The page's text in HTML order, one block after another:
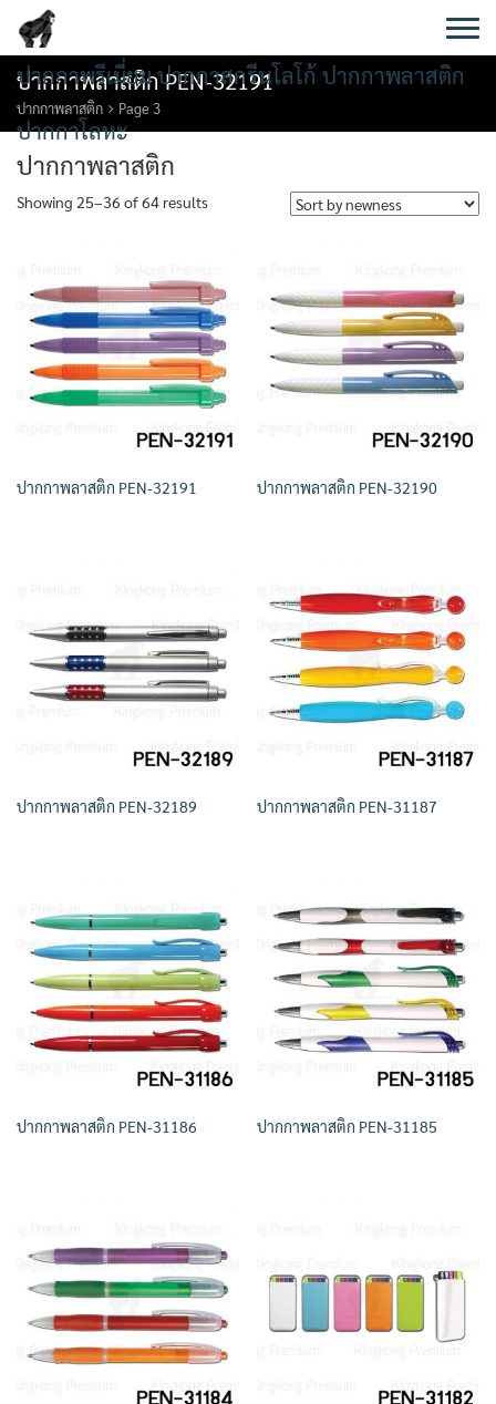
content
ปากกาพรีเมี่ยม ปากกาสกรีนโลโก้ ปากกาพลาสติก
ปากกาโลหะ
ปากกาพลาสติก PEN-32191
ปากกาพลาสติก Page 3
ปากกาพลาสติก
Showing 25–36 of 64 results
ปากกาพลาสติก PEN-32191 ปากกาพลาสติก PEN-32190
ปากกาพลาสติก PEN-32189 ปากกาพลาสติก PEN-31187
ปากกาพลาสติก PEN-31186 ปากกาพลาสติก PEN-31185